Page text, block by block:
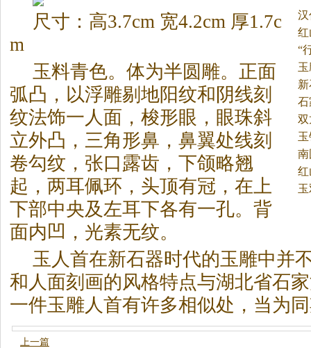
“
尺寸：高3.7cm 宽4.2cm 厚1.7c
m
玉料青色。 体为半圆雕。正面
弧凸，以浮雕剔地阳纹和阴线刻
纹法饰一人面，梭形眼，眼珠斜
立外凸，三角形鼻，鼻翼处线刻
卷勾纹，张口露齿，下颌略翘
起，两耳佩环，头顶有冠，在上
下部中央及左耳下各有一孔。背
面内凹，光素无纹。
玉人首在新石器时代的玉雕中并
和人面刻画的风格特点与湖北省石
一件玉雕人首有许多相似处，当为
上一篇